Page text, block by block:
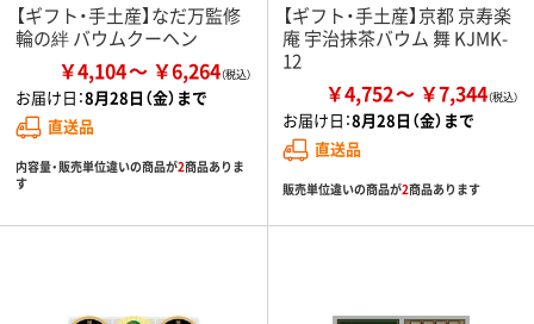
【ギフト・手土産】なだ万監修
輪の絆 バウムクーヘン
￥4,104 ￥6,264
お届け日：8月28日（金）まで
直送品
内容量・販売単位違いの商品が2商品ありま
す
【ギフト・手土産】京都 京寿楽
庵 宇治抹茶バウム 舞 KJMK-
12
￥4,752 ￥7,344
お届け日：8月28日（金）まで
直送品
販売単位違いの商品が2商品あります